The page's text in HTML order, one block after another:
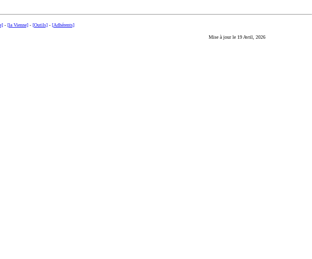
- [la Vienne]- [Outils]- [Adhérents]
Mise à jour le 19 Avril, 2026